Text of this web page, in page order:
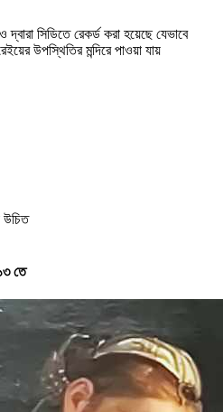
দ্বারা সিডিতে রেকর্ড করা হয়েছে যেভাবে
উপস্থিতির মন্দিরে পাওয়া যায়
উচিত
তে